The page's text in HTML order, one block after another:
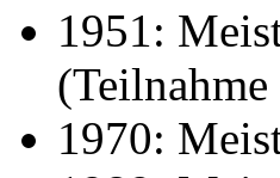
1951:
1970: